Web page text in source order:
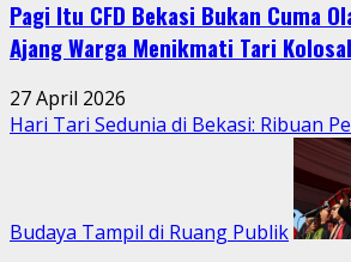
Pagi Itu CFD Bekasi Bukan Cuma
Ajang Warga Menikmati Tari Kolosal
27 April 2026
Hari Tari Sedunia di Bekasi: Ribuan
Budaya Tampil di Ruang Publik